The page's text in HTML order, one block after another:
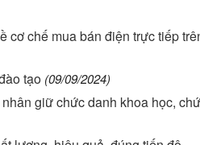
cơ chế mua bán điện trực tiếp
tạo (09/09/2024)
giữ chức danh khoa học,